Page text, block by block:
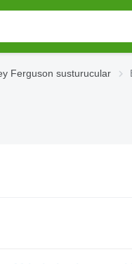
Ferguson susturucular